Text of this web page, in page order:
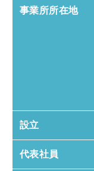
事業所所在地
設立
代表社員